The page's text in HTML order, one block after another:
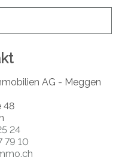
AG - Meggen
48
24
79 10